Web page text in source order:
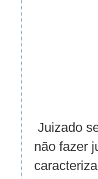
Juizado
não fazer